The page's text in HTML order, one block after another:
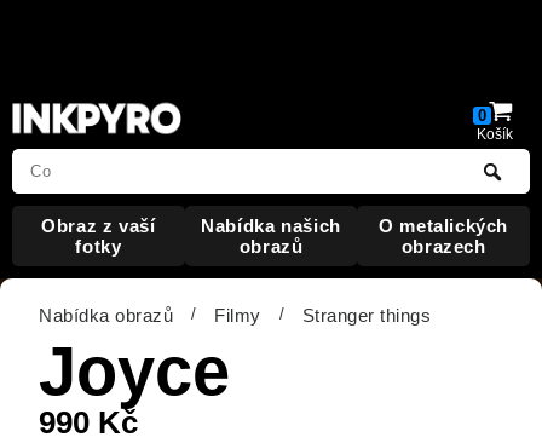
Obraz z vaší
fotky
Nabídkanašich
obrazů
O metalických
obrazech
0
Košík
Nabídka obrazů / Filmy / Stranger things
Joyce
990 Kč